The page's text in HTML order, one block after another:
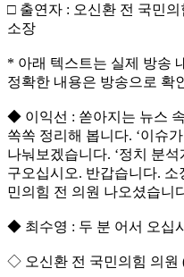
□ 출연자 : 오신환 전 국민
소장
* 아래 텍스트는 실제 방송
정확한 내용은 방송으로 확
◆ 이익선 : 쏟아지는 뉴스
쏙쏙 정리해 봅니다. ‘이슈
나눠보겠습니다. ‘정치 분
구오십시오. 반갑습니다. 소
민의힘 전 의원 나오셨습니
◆ 최수영 : 두 분 어서 오십
◇ 오신환 전 국민의힘 의원